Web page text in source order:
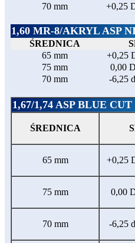
70 mm
+0,25
1,60 MR-8/AKRYL ASP
ŚREDNICA
65 mm
+0,25
75 mm
0,00
70 mm
-6,25
1,67/1,74 ASP BLUE CUT
ŚREDNICA
65 mm +0,25
75 mm 0,00
70 mm -6,25